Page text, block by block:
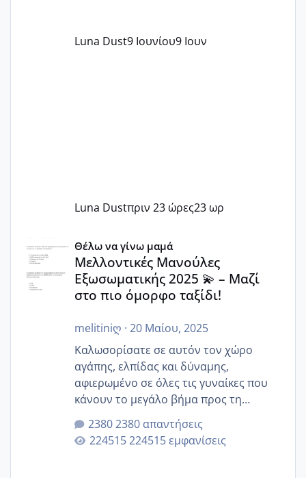
Luna Dust9 Ιουνίου9 Ιουν
Luna Dustπριν 23 ώρες23 ωρ
Μελλοντικές Μανούλες Εξωσωματικής 2025 💫 – Μαζί
Θέλω να γίνω μαμά
Μελλοντικές Μανούλες
Εξωσωματικής 2025 💫 – Μαζί
στο πιο όμορφο ταξίδι!
melitiniღ · 20 Μαίου, 2025
Καλωσορίσατε σε αυτόν τον χώρο
αγάπης, ελπίδας και δύναμης,
αφιερωμένο σε όλες τις γυναίκες που
κάνουν το μεγάλο βήμα προς τη
μητρότητα μέσω εξωσωματικής το 2025.
Εδώ θα μοιραστούμε αγωνίες, χαρές,
εμπειρίες και κάθε μικρή ή μεγάλη
2380 απαντήσεις
224515 εμφανίσεις